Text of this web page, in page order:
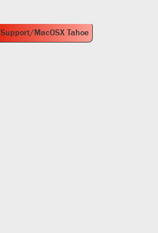
Support/MacOSX Tahoe